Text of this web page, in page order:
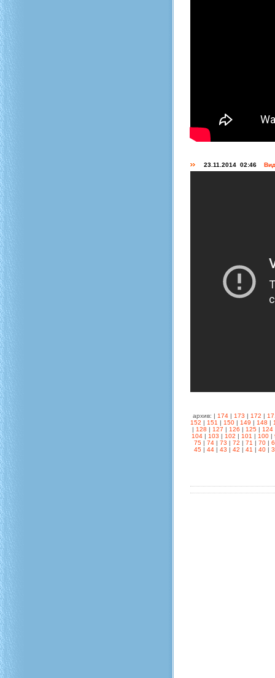
23.11.2014 02:46
архив: | 174 | 173 | 172 |
152 | 151 | 150 | 149 | 148 |
| 128 | 127 | 126 | 125 | 124
104 | 103 | 102 | 101 | 100 |
75 |74 |73 |72 |71 |70 |
45 |44 |43 |42 |41 |40 |